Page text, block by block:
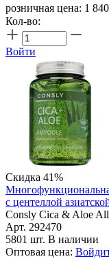
розничная цена: 1 840
Кол-во:
Войти
Скидка 41%
с центеллой
Consly Cica & Aloe
Арт. 292470
5801 шт. В наличии
Оптовая цена: